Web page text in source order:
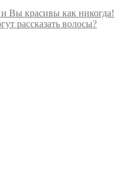
и Вы красивы как никогда!
рассказать волосы?